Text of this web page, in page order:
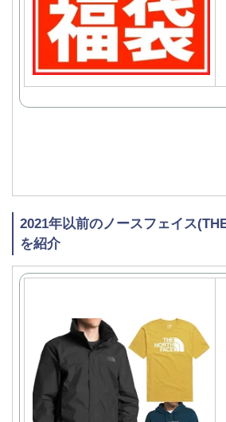
2021年以前のノースフェイス
を紹介